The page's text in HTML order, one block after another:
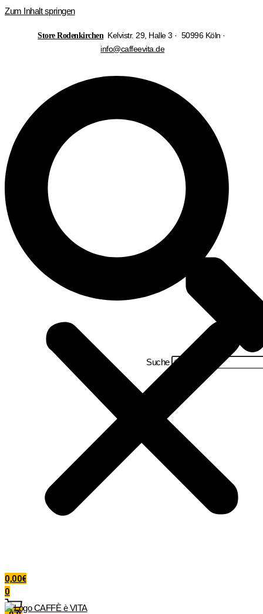
Zum Inhalt springen
Store Rodenkirchen Kelvistr. 29, Halle 3 · 50996 Köln ·
info@caffeevita.de
Suche
0,00€
0